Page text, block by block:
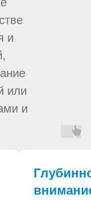
и
или
и